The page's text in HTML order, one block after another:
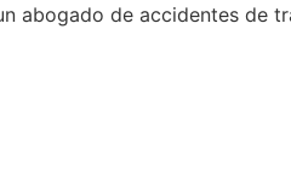
abogado de accidentes de